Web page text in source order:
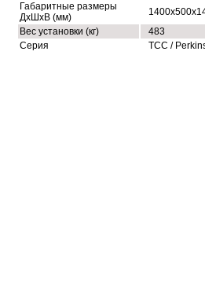
Габаритные размеры
ДхШхВ (мм)
Вес установки (кг)
483
Серия
ТСС /